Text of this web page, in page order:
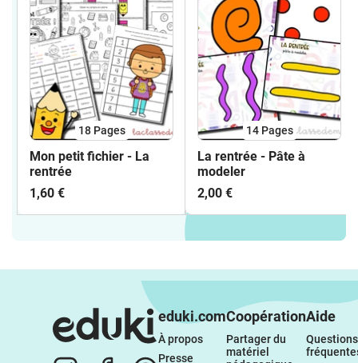
18 Pages
Mon petit fichier - La
rentrée
1,60 €
14 Pages
La rentrée - Pâte à
modeler
2,00 €
eduki.com
À propos
Presse
Coopération
Partager du
matériel
Aide
Questions